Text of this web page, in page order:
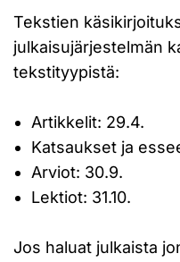
Tekstien
julkaisujärjestelmän
tekstityypistä:
Artikkelit: 29.4.
Katsaukset ja
Arviot: 30.9.
Lektiot: 31.10.
Jos haluat julkaista